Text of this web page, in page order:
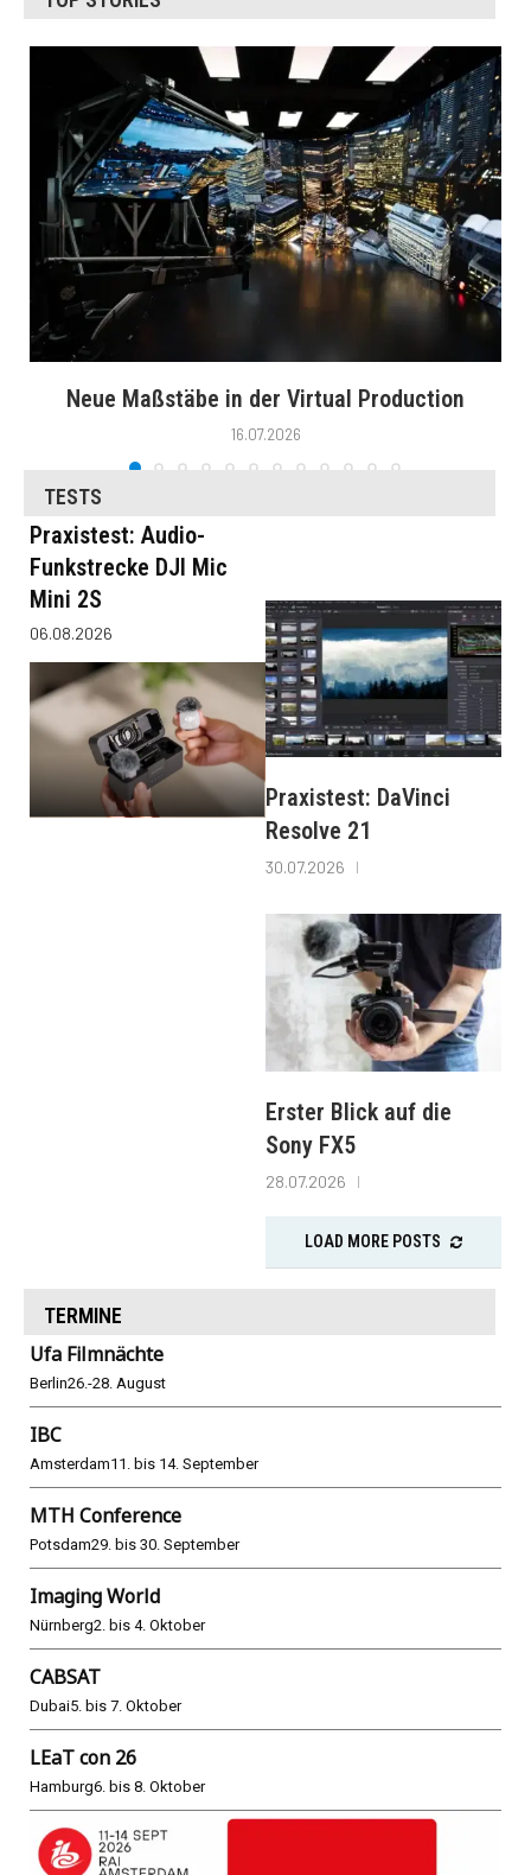
Neue Maßstäbe in der Virtual Production
16.07.2026
TESTS
Praxistest: Audio-
Funkstrecke DJI Mic
Mini 2S
06.08.2026
Praxistest: DaVinci
Resolve 21
30.07.2026
Erster Blick auf die
Sony FX5
28.07.2026
LOAD MORE POSTS
TERMINE
Ufa Filmnächte
Berlin26.-28. August
IBC
Amsterdam11. bis 14. September
MTH Conference
Potsdam29. bis 30. September
Imaging World
Nürnberg2. bis 4. Oktober
CABSAT
Dubai5. bis 7. Oktober
LEaT con 26
Hamburg6. bis 8. Oktober